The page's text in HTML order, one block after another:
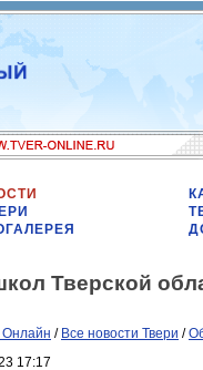
Тверской
Онлайн / Все новости Твери /
17:17